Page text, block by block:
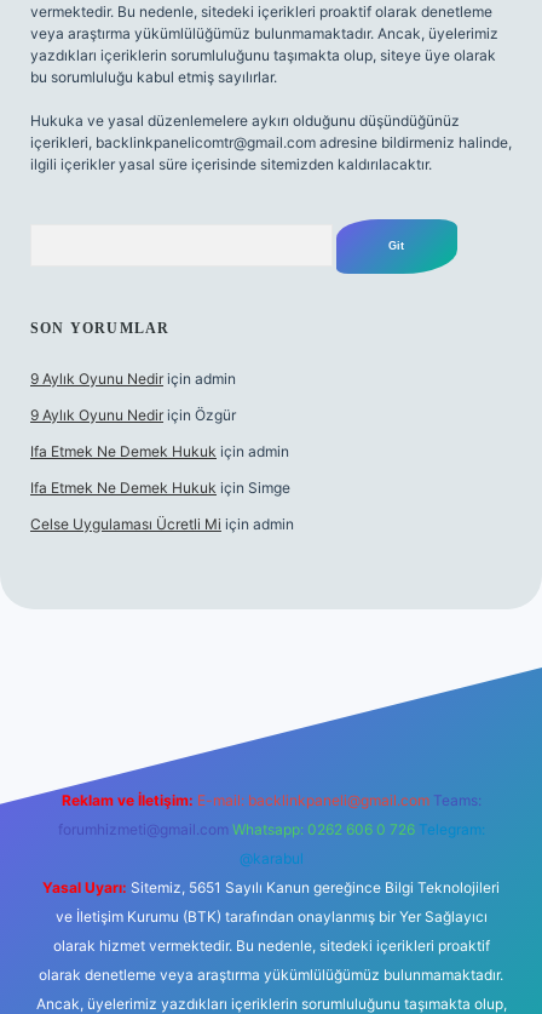
vermektedir. Bu nedenle, sitedeki içerikleri proaktif olarak denetleme
veya araştırma yükümlülüğümüz bulunmamaktadır. Ancak, üyelerimiz
yazdıkları içeriklerin sorumluluğunu taşımakta olup, siteye üye olarak
bu sorumluluğu kabul etmiş sayılırlar.
Hukuka ve yasal düzenlemelere aykırı olduğunu düşündüğünüz
içerikleri, backlinkpanelicomtr@gmail.com adresine bildirmeniz halinde,
ilgili içerikler yasal süre içerisinde sitemizden kaldırılacaktır.
SON YORUMLAR
9 Aylık Oyunu Nedir için admin
9 Aylık Oyunu Nedir için Özgür
Ifa Etmek Ne Demek Hukuk için admin
Ifa Etmek Ne Demek Hukuk için Simge
Celse Uygulaması Ücretli Mi için admin
Reklam ve İletişim: E-mail: backlinkpaneli@gmail.com Teams:
forumhizmeti@gmail.com Whatsapp: 0262 606 0 726 Telegram:
@karabul
Yasal Uyarı: Sitemiz, 5651 Sayılı Kanun gereğince Bilgi Teknolojileri
ve İletişim Kurumu (BTK) tarafından onaylanmış bir Yer Sağlayıcı
olarak hizmet vermektedir. Bu nedenle, sitedeki içerikleri proaktif
olarak denetleme veya araştırma yükümlülüğümüz bulunmamaktadır.
Ancak, üyelerimiz yazdıkları içeriklerin sorumluluğunu taşımakta olup,